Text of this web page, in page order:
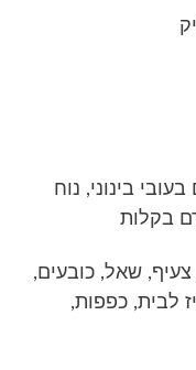
בינוני, נוח
בקלות
שאל, כובעים,
לבית, כפפות,